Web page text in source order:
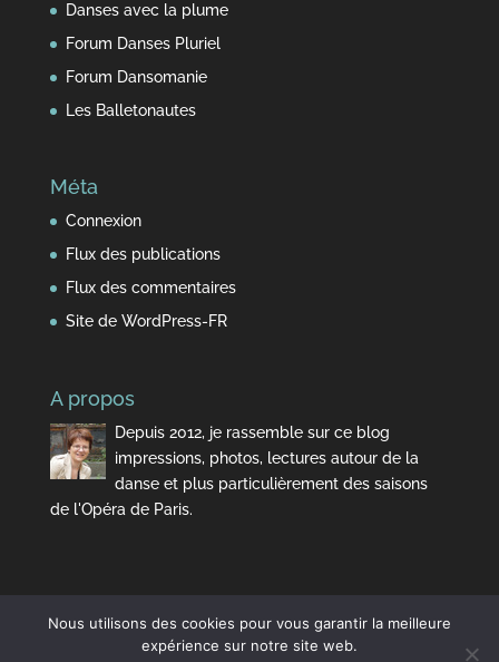
Danses avec la plume
Forum Danses Pluriel
Forum Dansomanie
Les Balletonautes
Méta
Connexion
Flux des publications
Flux des commentaires
Site de WordPress-FR
A propos
Depuis 2012, je rassemble sur ce blog
impressions, photos, lectures autour de la
danse et plus particulièrement des saisons
de l'Opéra de Paris.
Nous utilisons des cookies pour vous garantir la meilleure
expérience sur notre site web.